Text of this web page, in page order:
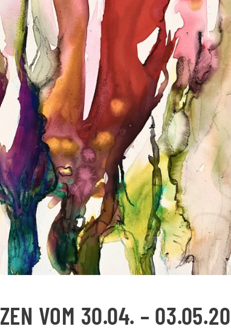
VOM 30.04. –